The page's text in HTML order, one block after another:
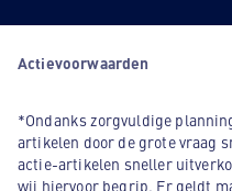
Actievoorwaarden
*Ondanks zorgvuldige
artikelen door de grote vraag
actie-artikelen sneller
wij hiervoor begrip. Er geldt